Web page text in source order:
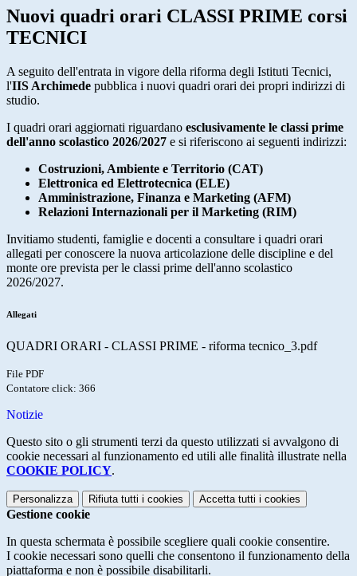
Nuovi quadri orari CLASSI PRIME corsi
TECNICI
A seguito dell'entrata in vigore della riforma degli Istituti Tecnici,
l'IIS Archimede pubblica i nuovi quadri orari dei propri indirizzi di
studio.
I quadri orari aggiornati riguardano esclusivamente le classi prime
dell'anno scolastico 2026/2027 e si riferiscono ai seguenti indirizzi:
Costruzioni, Ambiente e Territorio (CAT)
Elettronica ed Elettrotecnica (ELE)
Amministrazione, Finanza e Marketing (AFM)
Relazioni Internazionali per il Marketing (RIM)
Invitiamo studenti, famiglie e docenti a consultare i quadri orari
allegati per conoscere la nuova articolazione delle discipline e del
monte ore prevista per le classi prime dell'anno scolastico
2026/2027.
Allegati
QUADRI ORARI - CLASSI PRIME - riforma tecnico_3.pdf
File PDF
Contatore click: 366
Notizie
Questo sito o gli strumenti terzi da questo utilizzati si avvalgono di
cookie necessari al funzionamento ed utili alle finalità illustrate nella
COOKIE POLICY.
Personalizza Rifiuta tutti i cookies Accetta tutti i cookies
Gestione cookie
In questa schermata è possibile scegliere quali cookie consentire.
I cookie necessari sono quelli che consentono il funzionamento della
piattaforma e non è possibile disabilitarli.